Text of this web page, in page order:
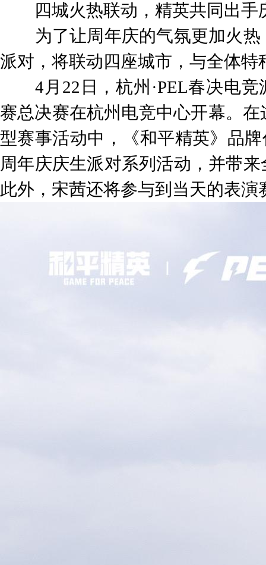
四城火热联动，精英共同出手
为了让周年庆的气氛更加火热
派对，将联动四座城市，与全体特
4月22日，杭州·PEL春决电竞
赛总决赛在杭州电竞中心开幕。
型赛事活动中，《和平精英》品
周年庆庆生派对系列活动，并带
此外，宋茜还将参与到当天的表